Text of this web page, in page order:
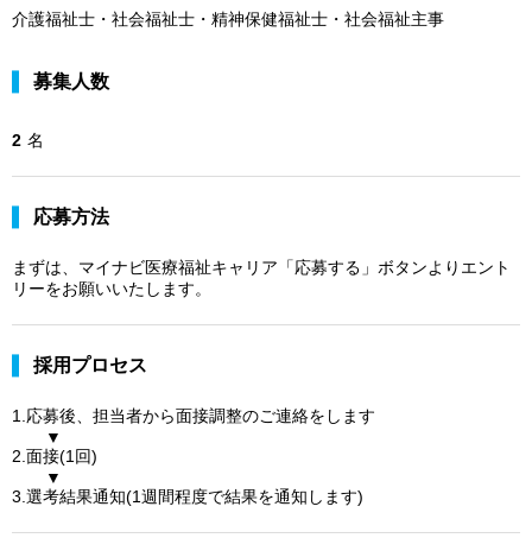
介護福祉士・社会福祉士・精神保健福祉士・社会福祉主事
募集人数
2 名
応募方法
まずは、マイナビ医療福祉キャリア「応募する」ボタンよりエント
リーをお願いいたします。
採用プロセス
1.応募後、担当者から面接調整のご連絡をします
▼
2.面接(1回)
▼
3.選考結果通知(1週間程度で結果を通知します)